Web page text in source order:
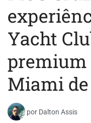
Yacht
premium
Miami
por Dalton Assis